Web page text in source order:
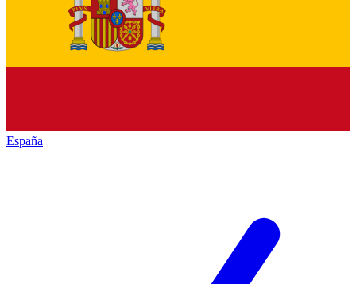
España